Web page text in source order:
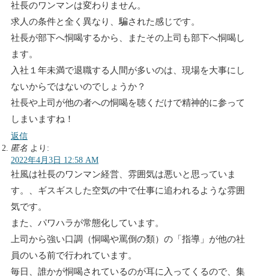
社長のワンマンは変わりません。
求人の条件と全く異なり、騙された感じです。
社長が部下へ恫喝するから、またその上司も部下へ恫喝し
ます。
入社１年未満で退職する人間が多いのは、現場を大事にし
ないからではないのでしょうか？
社長や上司が他の者への恫喝を聴くだけで精神的に参って
しまいますね！
返信
匿名 より:
2022年4月3日 12:58 AM
社風は社長のワンマン経営、雰囲気は悪いと思っていま
す。、ギスギスした空気の中で仕事に追われるような雰囲
気です。
また、パワハラが常態化しています。
上司から強い口調（恫喝や罵倒の類）の「指導」が他の社
員のいる前で行われています。
毎日、誰かが恫喝されているのが耳に入ってくるので、集